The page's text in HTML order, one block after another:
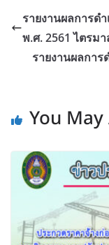
รายงานผลการด
พ.ศ. 2561 ไตรม
รายงานผลการ
You